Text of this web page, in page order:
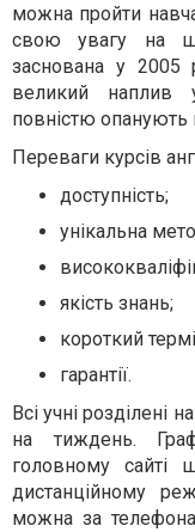
можна пройти
свою увагу на
заснована у 2005
великий наплив
повністю
Переваги курсів
доступність;
унікальна
якість знань;
короткий
гарантії.
Всі учні розділені
на тиждень.
головному сайті
дистанційному
можна за